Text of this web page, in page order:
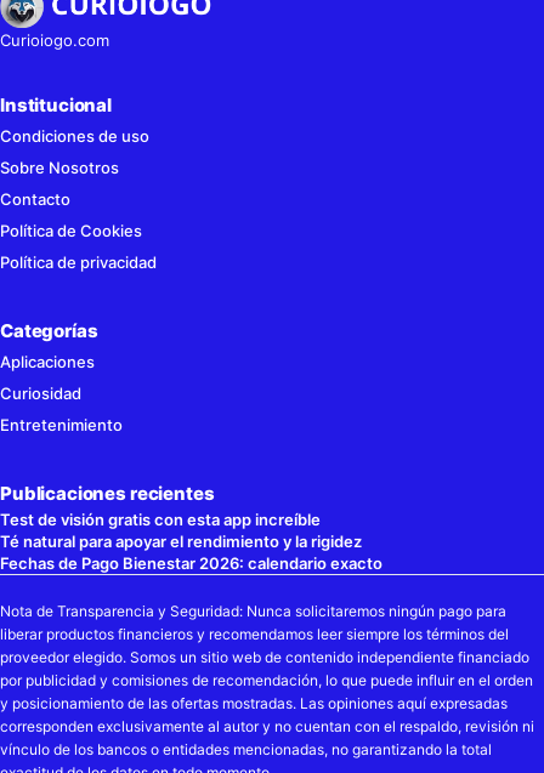
Curioiogo.com
Institucional
Condiciones de uso
Sobre Nosotros
Contacto
Política de Cookies
Política de privacidad
Categorías
Aplicaciones
Curiosidad
Entretenimiento
Publicaciones recientes
Test de visión gratis con esta app increíble
Té natural para apoyar el rendimiento y la rigidez
Fechas de Pago Bienestar 2026: calendario exacto
Nota de Transparencia y Seguridad: Nunca solicitaremos ningún pago para
liberar productos financieros y recomendamos leer siempre los términos del
proveedor elegido. Somos un sitio web de contenido independiente financiado
por publicidad y comisiones de recomendación, lo que puede influir en el orden
y posicionamiento de las ofertas mostradas. Las opiniones aquí expresadas
corresponden exclusivamente al autor y no cuentan con el respaldo, revisión ni
vínculo de los bancos o entidades mencionadas, no garantizando la total